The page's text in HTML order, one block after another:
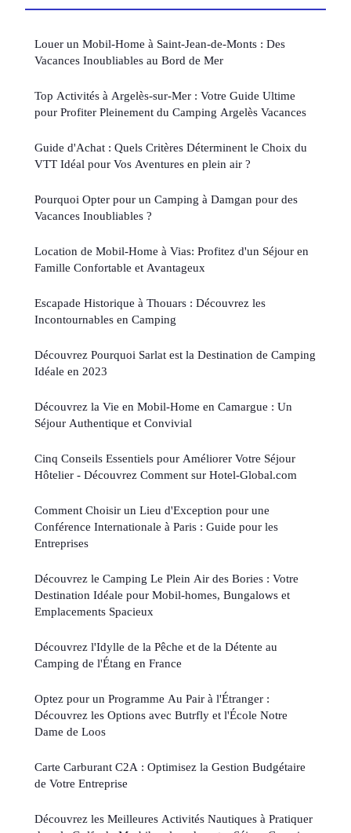
Louer un Mobil-Home à Saint-Jean-de-Monts : Des
Vacances Inoubliables au Bord de Mer
Top Activités à Argelès-sur-Mer : Votre Guide Ultime
pour Profiter Pleinement du Camping Argelès Vacances
Guide d'Achat : Quels Critères Déterminent le Choix du
VTT Idéal pour Vos Aventures en plein air ?
Pourquoi Opter pour un Camping à Damgan pour des
Vacances Inoubliables ?
Location de Mobil-Home à Vias: Profitez d'un Séjour en
Famille Confortable et Avantageux
Escapade Historique à Thouars : Découvrez les
Incontournables en Camping
Découvrez Pourquoi Sarlat est la Destination de Camping
Idéale en 2023
Découvrez la Vie en Mobil-Home en Camargue : Un
Séjour Authentique et Convivial
Cinq Conseils Essentiels pour Améliorer Votre Séjour
Hôtelier - Découvrez Comment sur Hotel-Global.com
Comment Choisir un Lieu d'Exception pour une
Conférence Internationale à Paris : Guide pour les
Entreprises
Découvrez le Camping Le Plein Air des Bories : Votre
Destination Idéale pour Mobil-homes, Bungalows et
Emplacements Spacieux
Découvrez l'Idylle de la Pêche et de la Détente au
Camping de l'Étang en France
Optez pour un Programme Au Pair à l'Étranger :
Découvrez les Options avec Butrfly et l'École Notre
Dame de Loos
Carte Carburant C2A : Optimisez la Gestion Budgétaire
de Votre Entreprise
Découvrez les Meilleures Activités Nautiques à Pratiquer